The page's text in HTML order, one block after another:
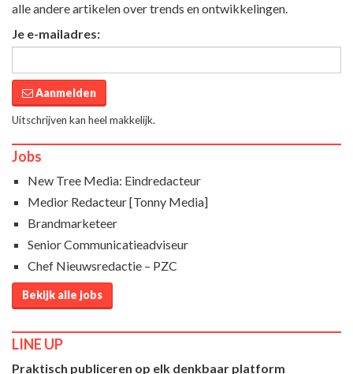
alle andere artikelen over trends en ontwikkelingen.
Je e-mailadres:
Aanmelden
Uitschrijven kan heel makkelijk.
Jobs
New Tree Media: Eindredacteur
Medior Redacteur [Tonny Media]
Brandmarketeer
Senior Communicatieadviseur
Chef Nieuwsredactie – PZC
Bekijk alle jobs
LINE UP
Praktisch publiceren op elk denkbaar platform